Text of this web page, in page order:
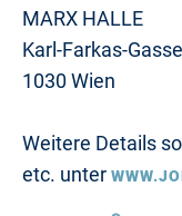
MARX HALLE
Karl-Farkas-
1030 Wien
Weitere Details
etc. unter